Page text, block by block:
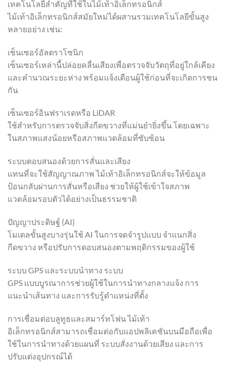
เทคโนโลยีสำคัญที่ใช้ในไม้เท้าอิเล็กทรอนิกส์
ไม้เท้าอิเล็กทรอนิกส์สมัยใหม่ได้ผสานรวมเทคโนโลยีขั้นสูง
หลายอย่าง เช่น:
เซ็นเซอร์อัลตราโซนิก
เซ็นเซอร์เหล่านี้ปล่อยคลื่นเสียงเพื่อตรวจจับวัตถุที่อยู่ใกล้เคียง
และคำนวณระยะห่าง พร้อมแจ้งเตือนผู้ใช้ก่อนที่จะเกิดการชน
กัน
เซ็นเซอร์อินฟราเรดหรือ LiDAR
ใช้สำหรับการตรวจจับสิ่งกีดขวางที่แม่นยำยิ่งขึ้น โดยเฉพาะ
ในสภาพแสงน้อยหรือสภาพแวดล้อมที่ซับซ้อน
ระบบตอบสนองด้วยการสั่นและเสียง
แทนที่จะใช้สัญญาณภาพ ไม้เท้าอิเล็กทรอนิกส์จะให้ข้อมูล
ป้อนกลับผ่านการสั่นหรือเสียง ช่วยให้ผู้ใช้เข้าใจสภาพ
แวดล้อมรอบตัวได้อย่างเป็นธรรมชาติ
ปัญญาประดิษฐ์ (AI)
โมเดลขั้นสูงบางรุ่นใช้ AI ในการจดจำรูปแบบ จำแนกสิ่ง
กีดขวาง หรือปรับการตอบสนองตามพฤติกรรมของผู้ใช้
ระบบ GPS และระบบนำทาง ระบบ
GPS แบบบูรณาการช่วยผู้ใช้ในการนำทางกลางแจ้ง การ
แนะนำเส้นทาง และการรับรู้ตำแหน่งที่ตั้ง
การเชื่อมต่อบลูทูธและสมาร์ทโฟน ไม้เท้า
อิเล็กทรอนิกส์สามารถเชื่อมต่อกับแอปพลิเคชันบนมือถือเพื่อ
ใช้ในการนำทางด้วยแผนที่ ระบบสั่งงานด้วยเสียง และการ
ปรับแต่งอุปกรณ์ได้